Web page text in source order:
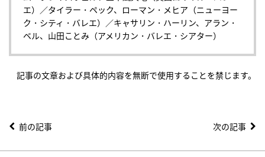
エ）／タイラー・ペック、ローマン・メヒア（ニューヨー
ク・シティ・バレエ）／キャサリン・ハーリン、アラン・
ベル、山田ことみ（アメリカン・バレエ・シアター）
記事の文章および具体的内容を無断で使用することを禁じます。
前の記事 次の記事